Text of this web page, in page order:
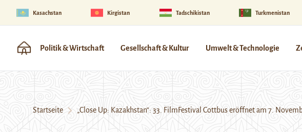
Kasachstan Kirgistan Tadschikistan Turkmenistan
Politik & Wirtschaft Gesellschaft & Kultur Umwelt & Technologie
Startseite „Close Up: Kazakhstan“: 33. FilmFestival Cottbus eröffnet am 7.